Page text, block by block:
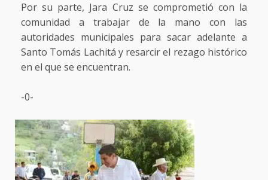
Por su parte, Jara Cruz se comprometió con la
comunidad a trabajar de la mano con las
autoridades municipales para sacar adelante a
Santo Tomás Lachitá y resarcir el rezago histórico
en el que se encuentran.
-0-